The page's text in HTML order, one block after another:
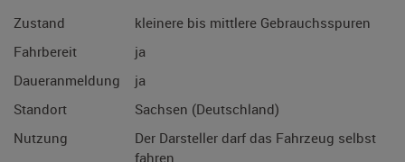
Zustand
kleinere bis mittlere Gebrauchsspuren
Fahrbereit
ja
Daueranmeldung
ja
Standort
Sachsen (Deutschland)
Nutzung
Der Darsteller darf das Fahrzeug selbst
fahren.